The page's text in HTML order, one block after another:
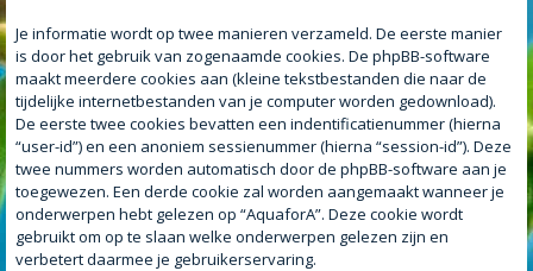
Je informatie wordt op twee manieren verzameld. De eerste manier
is door het gebruik van zogenaamde cookies. De phpBB-software
maakt meerdere cookies aan (kleine tekstbestanden die naar de
tijdelijke internetbestanden van je computer worden gedownload).
De eerste twee cookies bevatten een indentificatienummer (hierna
“user-id”) en een anoniem sessienummer (hierna “session-id”). Deze
twee nummers worden automatisch door de phpBB-software aan je
toegewezen. Een derde cookie zal worden aangemaakt wanneer je
onderwerpen hebt gelezen op “AquaforA”. Deze cookie wordt
gebruikt om op te slaan welke onderwerpen gelezen zijn en
verbetert daarmee je gebruikerservaring.